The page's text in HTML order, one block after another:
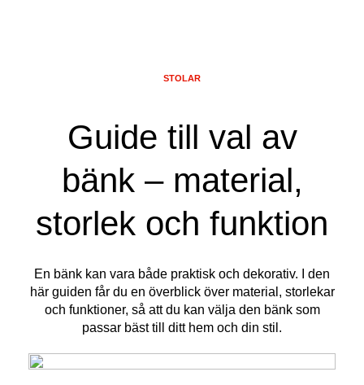
Guide till val av
bänk – material,
storlek och funktion
STOLAR
En bänk kan vara både praktisk och dekorativ. I den
här guiden får du en överblick över material, storlekar
och funktioner, så att du kan välja den bänk som
passar bäst till ditt hem och din stil.